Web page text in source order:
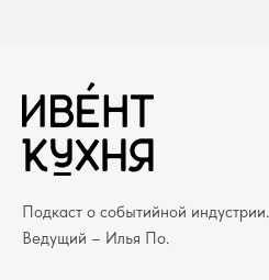
Подкаст о событийной индустрии.
Ведущий – Илья По.